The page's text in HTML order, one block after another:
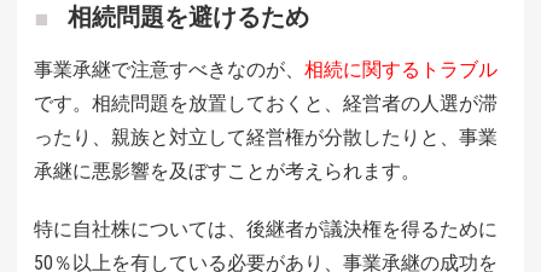
相続問題を避けるため
事業承継で注意すべきなのが、 相続に関するトラブル
です。相続問題を放置しておくと、経営者の人選が滞
ったり、親族と対立して経営権が分散したりと、事業
承継に悪影響を及ぼすことが考えられます。
特に自社株については、後継者が議決権を得るために
50％以上を有している必要があり、事業承継の成功を